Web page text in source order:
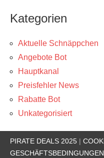
Kategorien
Aktuelle Schnäppchen
Angebote Bot
Hauptkanal
Preisfehler News
Rabatte Bot
Unkategorisiert
PIRATE DEALS 2025 |
GESCHÄFTSBEDINGUNGEN